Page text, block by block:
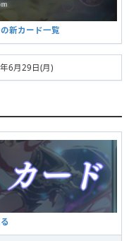
新カード一覧
6月29日(月)